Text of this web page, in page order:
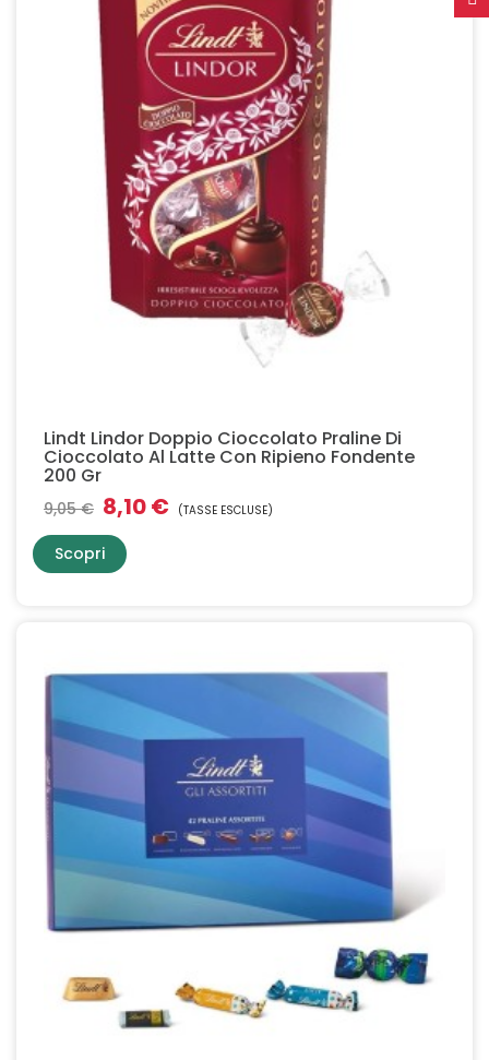
Lindt Lindor Doppio Cioccolato Praline Di
Cioccolato Al Latte Con Ripieno Fondente
200 Gr
9,05 € 8,10 € (TASSE ESCLUSE)
Scopri